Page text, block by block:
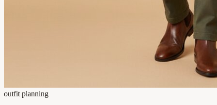
outfit planning